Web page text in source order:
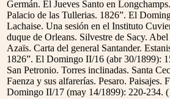
Germán. El Jueves Santo en
Palacio de las Tullerias. 1826”. El
Lachaise. Una sesión en el Instituto
duque de Orleans. Silvestre de Sacy.
Azaïs. Carta del general Santander.
1826”. El Domingo II/16 (abr 30/1899):
San Petronio. Torres inclinadas. Santa
Faenza y sus alfarerías. Pesaro.
Domingo II/17 (may 14/1899): 220-234.